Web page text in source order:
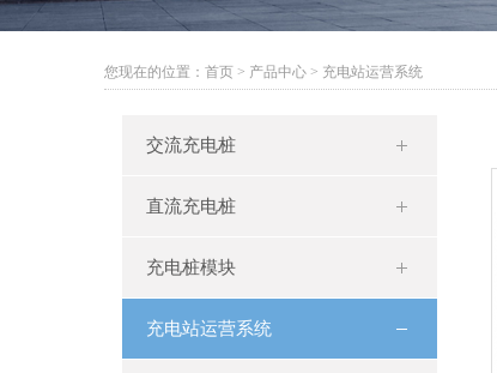
您现在的位置： 首页 > 产品中心 > 充电站运营系统
交流充电桩
直流充电桩
充电桩模块
充电站运营系统